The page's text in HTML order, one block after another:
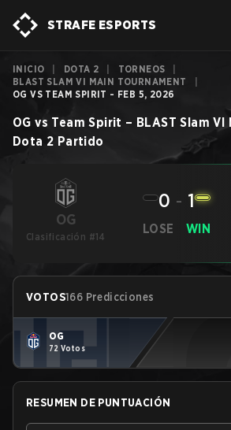
STRAFE ESPORTS
INICIO DOTA 2 TORNEOS
BLAST SLAM VI MAIN TOURNAMENT
OG VS TEAM SPIRIT - FEB 5, 2026
OG vs Team Spirit – BLAST Slam
Dota 2 Partido
OG
Clasificación #14
LOSE
0 - 1
WIN
VOTOS166 Predicciones
OG
72 Votos
RESUMEN DE PUNTUACIÓN